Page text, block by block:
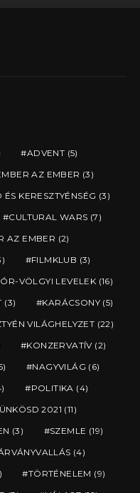
ADVENT (5)
AZ EMBER (3)
KERESZTYÉNSÉG (3)
CULTURAL WARS (7)
AZ EMBER (2)
FILMKLUB (3)
VÖLGYI LEVELEK (16)
(3) KARÁCSONY(5)
VILÁGHELYZET (22)
KONZERVATÍV(2)
NAGYVILÁG (6)
POLITIKA (4)
2021 (11)
(3) SZEMLE (19)
(4)
TÖRTÉNELEM (9)